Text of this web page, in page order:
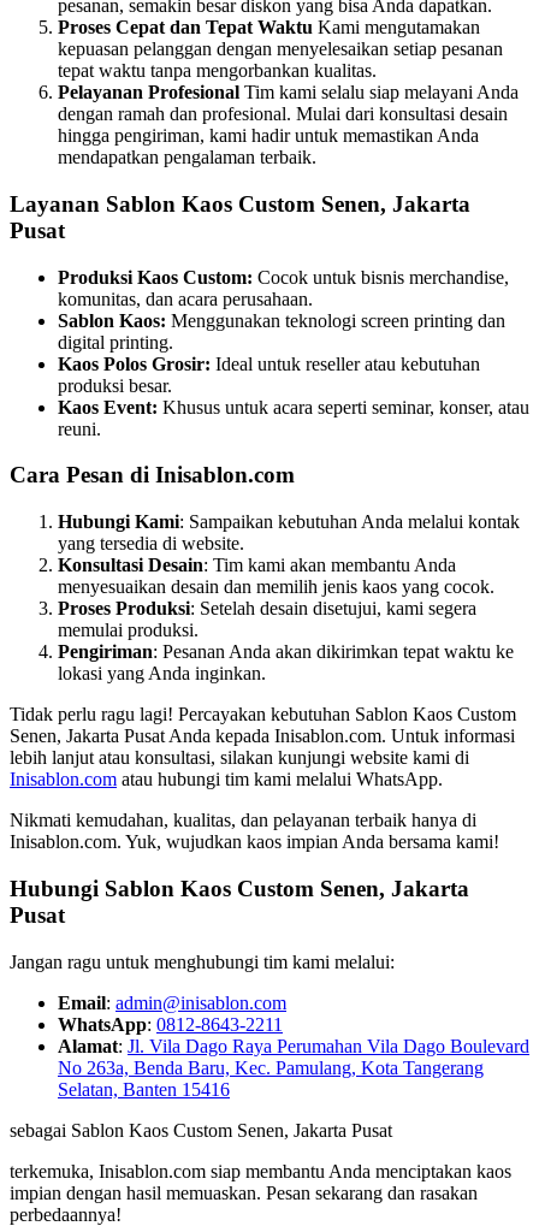
pesanan, semakin besar diskon yang bisa Anda dapatkan.
Proses Cepat dan Tepat Waktu Kami mengutamakan
kepuasan pelanggan dengan menyelesaikan setiap pesanan
tepat waktu tanpa mengorbankan kualitas.
Pelayanan Profesional Tim kami selalu siap melayani Anda
dengan ramah dan profesional. Mulai dari konsultasi desain
hingga pengiriman, kami hadir untuk memastikan Anda
mendapatkan pengalaman terbaik.
Layanan Sablon Kaos Custom Senen, Jakarta
Pusat
Produksi Kaos Custom: Cocok untuk bisnis merchandise,
komunitas, dan acara perusahaan.
Sablon Kaos: Menggunakan teknologi screen printing dan
digital printing.
Kaos Polos Grosir: Ideal untuk reseller atau kebutuhan
produksi besar.
Kaos Event: Khusus untuk acara seperti seminar, konser, atau
reuni.
Cara Pesan di Inisablon.com
Hubungi Kami: Sampaikan kebutuhan Anda melalui kontak
yang tersedia di website.
Konsultasi Desain: Tim kami akan membantu Anda
menyesuaikan desain dan memilih jenis kaos yang cocok.
Proses Produksi: Setelah desain disetujui, kami segera
memulai produksi.
Pengiriman: Pesanan Anda akan dikirimkan tepat waktu ke
lokasi yang Anda inginkan.
Tidak perlu ragu lagi! Percayakan kebutuhan Sablon Kaos Custom
Senen, Jakarta Pusat Anda kepada Inisablon.com. Untuk informasi
lebih lanjut atau konsultasi, silakan kunjungi website kami di
Inisablon.com atau hubungi tim kami melalui WhatsApp.
Nikmati kemudahan, kualitas, dan pelayanan terbaik hanya di
Inisablon.com. Yuk, wujudkan kaos impian Anda bersama kami!
Hubungi Sablon Kaos Custom Senen, Jakarta
Pusat
Jangan ragu untuk menghubungi tim kami melalui:
Email: admin@inisablon.com
WhatsApp: 0812-8643-2211
Alamat: Jl. Vila Dago Raya Perumahan Vila Dago Boulevard
No 263a, Benda Baru, Kec. Pamulang, Kota Tangerang
Selatan, Banten 15416
sebagai Sablon Kaos Custom Senen, Jakarta Pusat
terkemuka, Inisablon.com siap membantu Anda menciptakan kaos
impian dengan hasil memuaskan. Pesan sekarang dan rasakan
perbedaannya!